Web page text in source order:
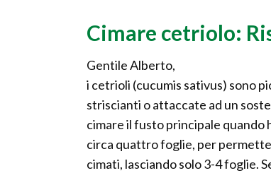
Cimare cetriolo:
Gentile Alberto,
i cetrioli (cucumis sativus) sono
striscianti o attaccate ad un
cimare il fusto principale quando
circa quattro foglie, per
cimati, lasciando solo 3-4 foglie.